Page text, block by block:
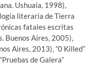
Ushuaia, 1998),
literaria de Tierra
fatales escritas
Buenos Aires, 2005),
Aires, 2013), ”0 Killed”
de Galera”